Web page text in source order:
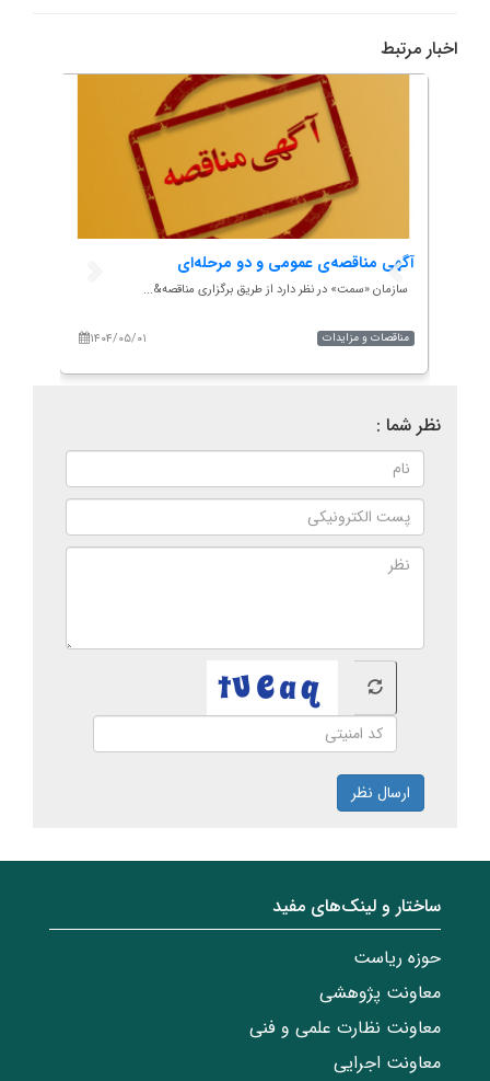
اخبار مرتبط
آگهی مناقصه‌ی عمومی و دو مرحله‌ای
سازمان «سمت» در نظر دارد از طریق برگزاری مناقصه&...
۱۴۰۴/۰۵/۰۱ مناقصات و مزایدات
نظر شما :
ارسال نظر
ساختار‌‌ و‌‌ لینک‌های مفید
حوزه ریاست
معاونت پژوهشی
معاونت نظارت علمی و فنی
معاونت اجرایی